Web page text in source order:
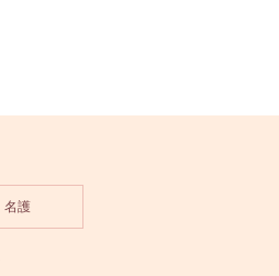
名護